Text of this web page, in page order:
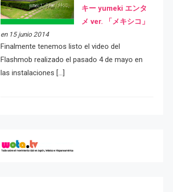
キー yumeki エンタ
メ ver. 「メキシコ」
en 15 junio 2014
Finalmente tenemos listo el video del
Flashmob realizado el pasado 4 de mayo en
las instalaciones […]